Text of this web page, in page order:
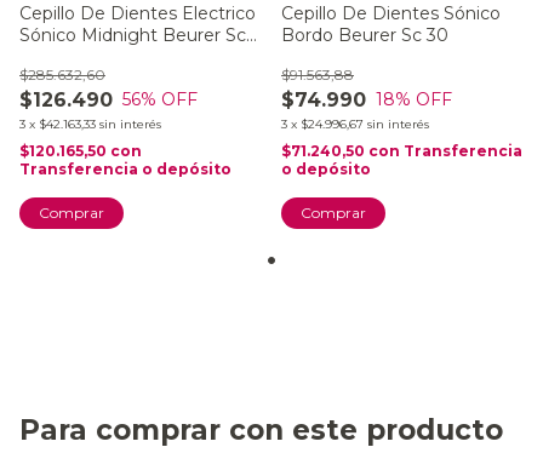
Cepillo De Dientes Electrico
Sónico Midnight Beurer Sc
$126.490
$285.632,60
56% OFF
3 x $42.163,33 sin interés
$120.165,50 con
Transferencia o depósito
Cepillo De Dientes Sónico
Bordo Beurer Sc 30
$74.990
$91.563,88
18% OFF
3 x $24.996,67 sin interés
$71.240,50 con Transferencia
o depósito
Para comprar con este producto